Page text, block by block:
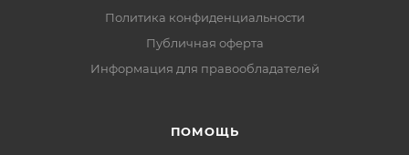
Политика конфиденциальности
Публичная оферта
Информация для правообладателей
ПОМОЩЬ